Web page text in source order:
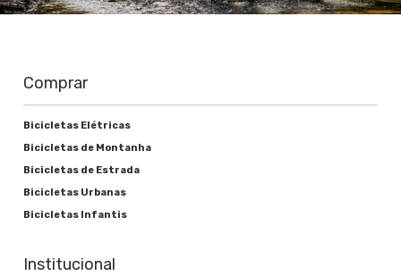
Comprar
Bicicletas Elétricas
Bicicletas de Montanha
Bicicletas de Estrada
Bicicletas Urbanas
Bicicletas Infantis
Institucional